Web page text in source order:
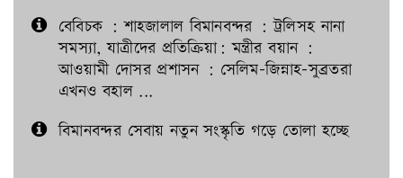
বেবিচক : শাহজালাল বিমানবন্দর : ট্রলিসহ নানা
সমস্যা, যাত্রীদের প্রতিক্রিয়া: মন্ত্রীর বয়ান :
আওয়ামী দোসর প্রশাসন : সেলিম-জিন্নাহ-সুব্রতরা
এখনও বহাল ...
বিমানবন্দর সেবায় নতুন সংস্কৃতি গড়ে তোলা হচ্ছে